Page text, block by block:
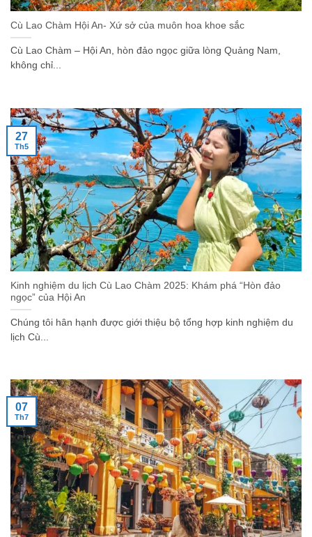
Cù Lao Chàm Hội An- Xứ sở của muôn hoa khoe sắc
Cù Lao Chàm – Hội An, hòn đảo ngọc giữa lòng Quảng Nam,
không chỉ...
Kinh nghiệm du lịch Cù Lao Chàm 2025: Khám phá “Hòn đảo
ngọc” của Hội An
Chúng tôi hân hạnh được giới thiệu bộ tổng hợp kinh nghiệm du
lịch Cù...
27
Th5
07
Th7